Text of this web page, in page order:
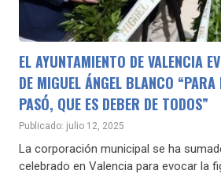
EL AYUNTAMIENTO DE VALENCIA
DE MIGUEL ÁNGEL BLANCO
PASÓ, QUE ES DEBER DE TODOS”
Publicado: julio 12, 2025
La corporación municipal se ha
celebrado en Valencia para evocar la